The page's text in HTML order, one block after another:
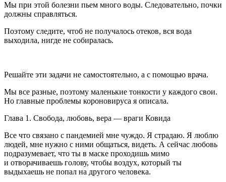
Мы при этой болезни пьем много воды. Следовательно, почки
должны справляться.
Поэтому следите, чтоб не получалось отеков, вся вода
выходила, нигде не собиралась.
Решайте эти задачи не самостоятельно, а с помощью врача.
Мы все разные, поэтому маленькие тонкости у каждого свои.
Но главные проблемы короновируса я описала.
Глава 1. Свобода, любовь, вера — враги Ковида
Все что связано с пандемией мне чуждо. Я страдаю. Я люблю
людей, мне нужно с ними общаться, видеть. А сейчас любовь
подразумевает, что ты в маске проходишь мимо
и отворачиваешь голову, чтобы воздух, который ты
выдыхаешь не попал на другого человека.